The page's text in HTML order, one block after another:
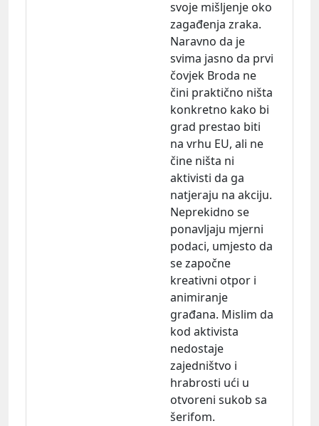
svoje mišljenje oko
zagađenja zraka.
Naravno da je
svima jasno da prvi
čovjek Broda ne
čini praktično ništa
konkretno kako bi
grad prestao biti
na vrhu EU, ali ne
čine ništa ni
aktivisti da ga
natjeraju na akciju.
Neprekidno se
ponavljaju mjerni
podaci, umjesto da
se započne
kreativni otpor i
animiranje
građana. Mislim da
kod aktivista
nedostaje
zajedništvo i
hrabrosti ući u
otvoreni sukob sa
šerifom.